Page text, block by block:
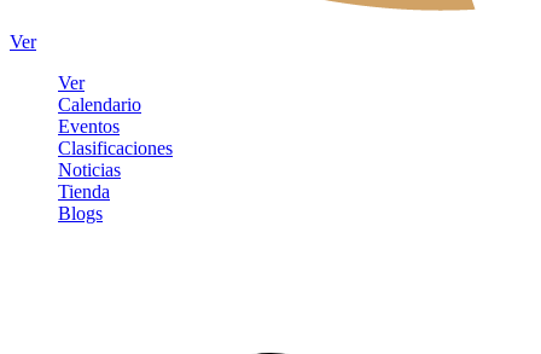
Ver
Ver
Calendario
Eventos
Clasificaciones
Noticias
Tienda
Blogs